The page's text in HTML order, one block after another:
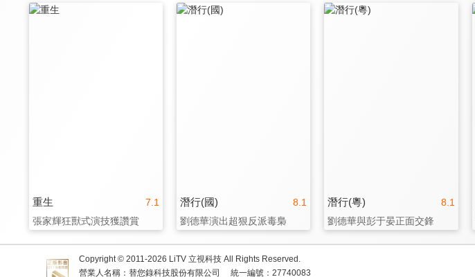
7.1
重生
張家輝狂獸式演技獲讚賞
8.1
潛行(國)
劉德華演出超狠反派毒梟
8.1
潛行(粵)
劉德華與彭于晏正面交鋒
Copyright © 2011-2026 LiTV 立視科技 All Rights Reserved.
營業人名稱：替您錄科技股份有限公司
統一編號：27740083